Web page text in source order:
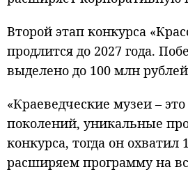
Второй этап конкурса
продлится до 2027 года.
выделено до 100 млн
«Краеведческие музеи –
поколений, уникальные
конкурса, тогда он
расширяем программу на